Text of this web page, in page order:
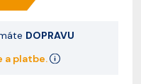
DOPRAVU
a platbe.